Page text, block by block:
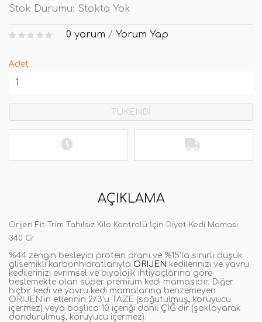
Stok Durumu: Stokta Yok
0 yorum / Yorum Yap
Adet
TÜKENDİ
AÇIKLAMA
Orijen Fit-Trim Tahılsız Kilo Kontrolü İçin Diyet Kedi Maması
340 Gr
%44 zengin besleyici protein oranı ve %15’la sınırlı düşük
glisemikli karbonhidratlarıyla ORIJEN kedilerinizi ve yavru
kedilerinizi evrimsel ve biyolojik ihtiyaçlarına göre
beslemekte olan süper premium kedi mamasıdır. Diğer
hiçbir kedi ve yavru kedi mamalarına benzemeyen
ORIJEN’in etlerinin 2/3’ü TAZE (soğutulmuş, koruyucu
içermez) veya başlıca 10 içeriği dahil ÇİĞ’dir (şoklayarak
dondurulmuş, koruyucu içermez).